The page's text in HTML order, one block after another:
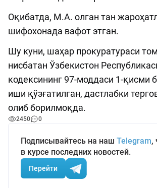
Оқибатда, М.А. олган тан
шифохонада вафот этган.
Шу куни, шаҳар прокуратураси
нисбатан Ўзбекистон
кодексининг 97-моддаси 1-қисми
иши қўзғатилган, дастлабки
олиб борилмоқда.
2450 0
Подписывайтесь на наш Telegram,
в курсе последних новостей.
Перейти